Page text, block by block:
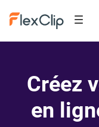
Créez
en